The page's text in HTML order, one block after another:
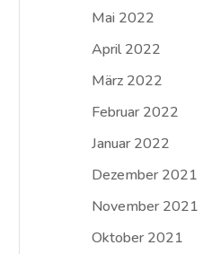
Mai 2022
April 2022
März 2022
Februar 2022
Januar 2022
Dezember 2021
November 2021
Oktober 2021